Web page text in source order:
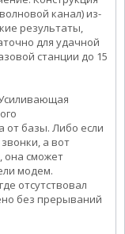
канал) из-
результаты,
для удачной
станции до 15
от базы. Либо если
а вот
она сможет
модем.
отсутствовал
без прерываний